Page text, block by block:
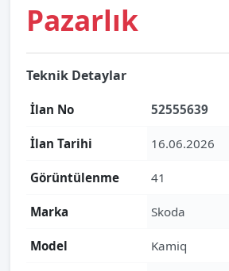
Pazarlık
Teknik Detaylar
İlan No 52555639
İlan Tarihi 16.06.2026
Görüntülenme 41
Marka Skoda
Model Kamiq